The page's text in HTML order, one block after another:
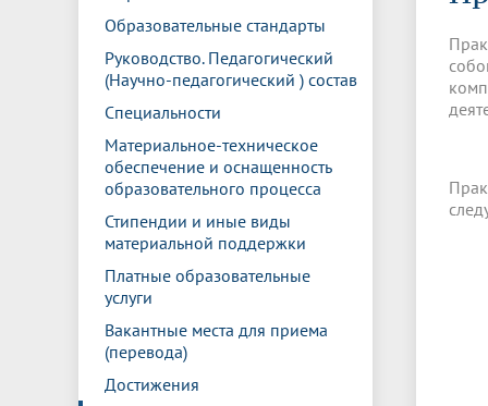
Электронный ящик доверия
БГМУ
Абитуриенту
Эндаумент
Управление международной
деятельности
Отдел
центр
Информация для инвалидов и лиц с
ограниченными возможностями
здоровья
Медицинский инспектор
Независимая оценка качества
образования
Итоги научно-исследовательской
работы
Конференции и форумы
Проблемные научные комиссии
Институт урологии и клинической
онкологии
Санаторий-профилакторий БГМУ
Совет обучающихся
Золотой фонд БГМУ
Медиа
Штаб студенческих отрядов БГМУ
Образовательные стандарты
Руководство. Педагогический
(Научно-педагогический ) состав
Специальности
Материальное-техническое
обеспечение и оснащенность
образовательного процесса
Стипендии и иные виды
материальной поддержки
Платные образовательные
услуги
Вакантные места для приема
(перевода)
Достижения